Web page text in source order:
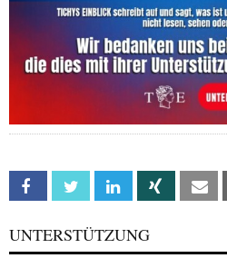
Facebook Twitter Linkedin Xing
UNTERSTÜTZUNG